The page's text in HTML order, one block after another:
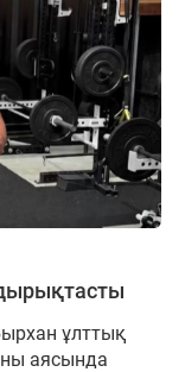
ұлттық
аясында